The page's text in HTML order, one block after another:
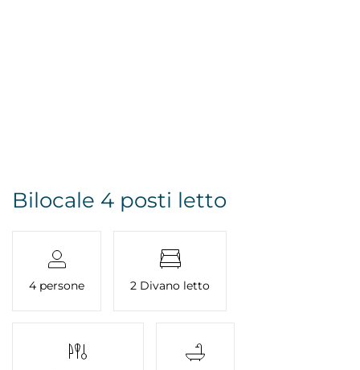
Bilocale 4 posti letto
4 persone 2 Divano letto